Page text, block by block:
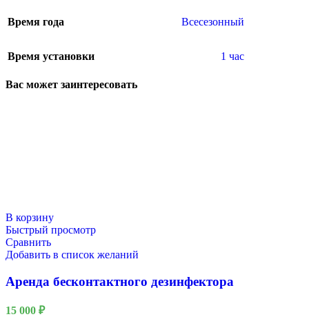
Время года Всесезонный
Время установки 1 час
Вас может заинтересовать
В корзину
Быстрый просмотр
Сравнить
Добавить в список желаний
Аренда бесконтактного дезинфектора
15 000 ₽